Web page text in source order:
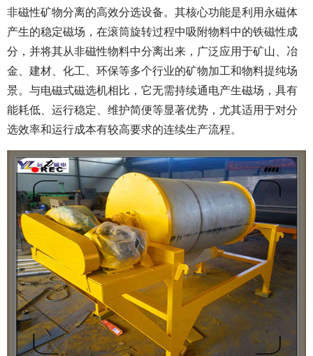
非磁性矿物分离的高效分选设备。其核心功能是利用永磁体
产生的稳定磁场，在滚筒旋转过程中吸附物料中的铁磁性成
分，并将其从非磁性物料中分离出来，广泛应用于矿山、冶
金、建材、化工、环保等多个行业的矿物加工和物料提纯场
景。与电磁式磁选机相比，它无需持续通电产生磁场，具有
能耗低、运行稳定、维护简便等显著优势，尤其适用于对分
选效率和运行成本有较高要求的连续生产流程。